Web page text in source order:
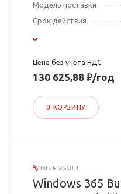
Модель поставки
Срок действия
Цена без учета НДС
130 625,88 ₽/год
В КОРЗИНУ
MICROSOFT
Windows 365